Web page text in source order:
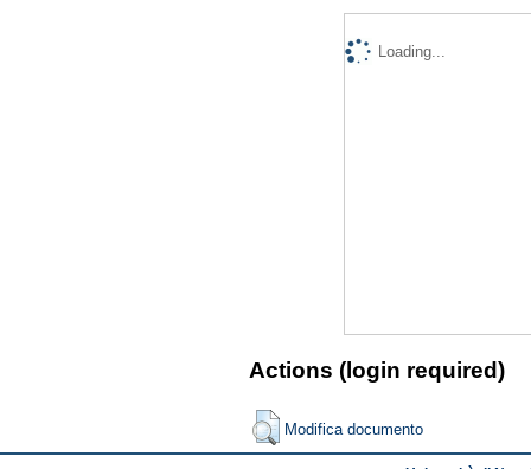
Loading...
Actions (login required)
Modifica documento